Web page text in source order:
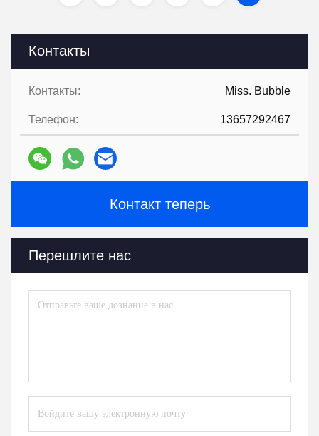
Контакты
Контакты: Miss. Bubble
Телефон: 13657292467
Контакт теперь
Перешлите нас